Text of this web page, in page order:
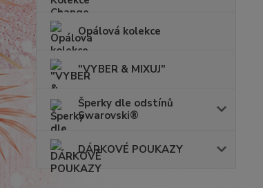
Opálová kolekce
"VYBER & MIXUJ"
Šperky dle odstínů
Swarovski®
DÁRKOVÉ POUKAZY